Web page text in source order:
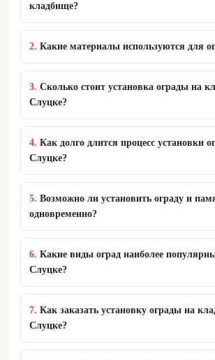
Рассрочка без банков от
компании
Рассрочка без поручителей
Рассрочка без справок о
доходах
Срок рассмотрения рассрочки:
Что необходимо для
Бесплатная консультация по
рассрочке:
кладбище?
2. Какие материалы используются для
3. Сколько стоит установка ограды на
Слуцке?
4. Как долго длится процесс установки
Слуцке?
5. Возможно ли установить ограду и
одновременно?
6. Какие виды оград наиболее
Слуцке?
7. Как заказать установку ограды на
Слуцке?